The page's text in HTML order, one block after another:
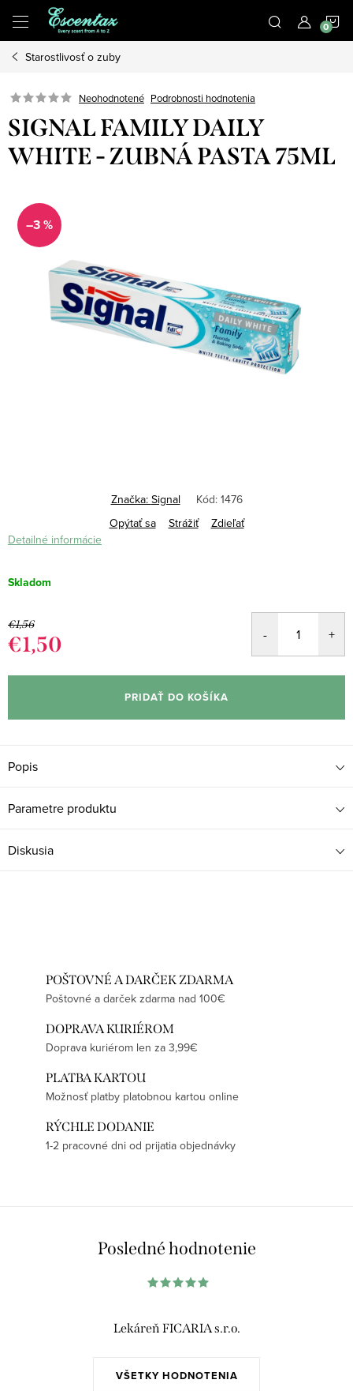
obsah
Starostlivosť o zuby
Neohodnotené Podrobnosti hodnotenia
SIGNAL FAMILY DAILY
WHITE - ZUBNÁ PASTA 75ML
–3 %
Detailné informácie
Skladom
€1,56
€1,50
cena:
PRIDAŤ DO KOŠÍKA
Značka: Signal Kód: 1476
Opýtať sa
Strážiť Zdieľať
Popis
Parametre produktu
Diskusia
POŠTOVNÉ A DARČEK ZDARMA
Poštovné a darček zdarma nad 100€
DOPRAVA KURIÉROM
Doprava kuriérom len za 3,99€
PLATBA KARTOU
Možnosť platby platobnou kartou online
RÝCHLE DODANIE
1-2 pracovné dni od prijatia objednávky
Posledné hodnotenie
VŠETKY HODNOTENIA
Lekáreň FICARIA s.r.o.